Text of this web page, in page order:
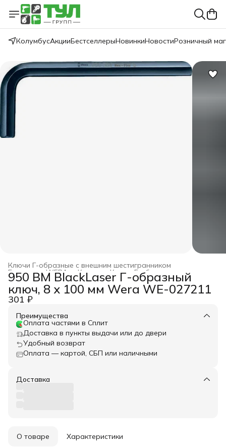
КолумбусАкцииБестселлерыНовинкиНовостиРозничный
Ключи Г-образные с внешним шестигранником
Ключи Г-образные
Ключи
WERA
Главная ›
950 BM BlackLaser Г-образный
ключ, 8 x 100 мм Wera WE-027211
301 ₽
Преимущества
Оплата частями в Сплит
Доставка в пункты выдачи или до двери
Удобный возврат
Оплата — картой, СБП или наличными
Доставка
О товаре Характеристики